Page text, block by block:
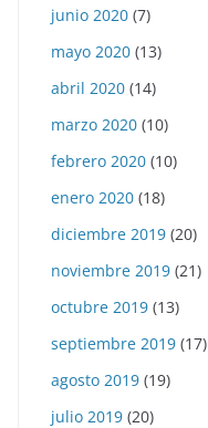
junio 2020 (7)
mayo 2020 (13)
abril 2020 (14)
marzo 2020 (10)
febrero 2020 (10)
enero 2020 (18)
diciembre 2019 (20)
noviembre 2019 (21)
octubre 2019 (13)
septiembre 2019 (17)
agosto 2019 (19)
julio 2019 (20)